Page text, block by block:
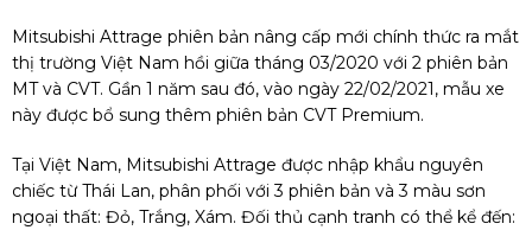
Mitsubishi Attrage phiên bản nâng cấp mới chính thức ra mắt
thị trường Việt Nam hồi giữa tháng 03/2020 với 2 phiên bản
MT và CVT. Gần 1 năm sau đó, vào ngày 22/02/2021, mẫu xe
này được bổ sung thêm phiên bản CVT Premium.
Tại Việt Nam, Mitsubishi Attrage được nhập khẩu nguyên
chiếc từ Thái Lan, phân phối với 3 phiên bản và 3 màu sơn
ngoại thất: Đỏ, Trắng, Xám. Đối thủ cạnh tranh có thể kể đến: